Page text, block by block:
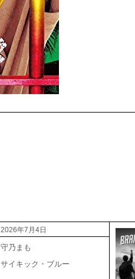
2026年7月4日
守乃まも
サイキック・ブルー